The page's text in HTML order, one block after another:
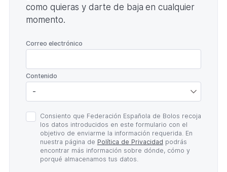
como quieras y darte de baja en cualquier
momento.
Correo electrónico
Contenido
Política
de
Privacidad
Consiento que Federación Española de Bolos recoja
los datos introducidos en este formulario con el
objetivo de enviarme la información requerida. En
nuestra página de Política de Privacidad podrás
encontrar más información sobre dónde, cómo y
porqué almacenamos tus datos.